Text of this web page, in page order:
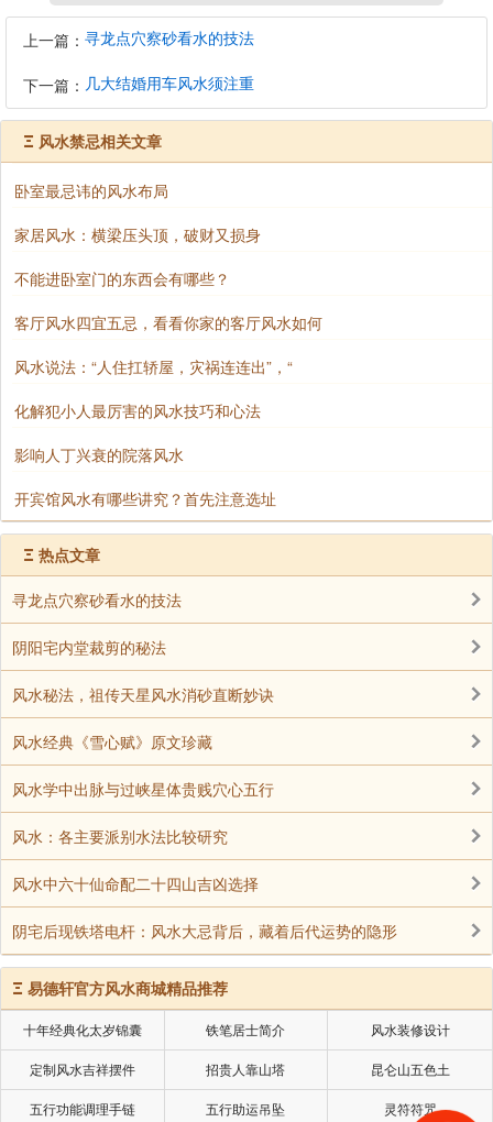
充满活力的色彩，能够瞬间点亮我们的心灵，让我们感
的颜色，仿佛是在向世界宣告，我们渴望美好的爱情，
渴望那份充满激情与活力的情感。
而从更深层次的角度来看，这种颜色的摆件之所
以在摆设風水旺桃花时非常有效，或许还与我们古老的
传统文化和哲学观念有关。在传统的風水学说中，色彩
量。鲜艳的颜色，可能被认为与某些积极的元素相契
合，从而能够调整和改善周围的气场，吸引来美好的缘
仅是一种表面的装饰，而是一种蕴含着深厚文化内涵和
心理暗示的行为。它或许能够在潜移默化中，为我们的
对待这些观念时，既要保持一份敬畏和尊重，也要用理
性和科学的思维去审视和理解。
选择合适的風水摆设方式
在决定摆设方式的过程中，格局问题务必予以充
分的思量。特别是当我们着手选择能够促进桃花运势的
摆设方式时，更应当对自己家居的室内布局进行细致且
周全的考虑。通过精心挑选适宜的位置以及合理的布置
方式，才能够更为有效地为家中引入桃花运势。在这一
环节当中，对于风水格局的深入探究是必不可少的。我
们需要全方位、多角度地去审视风水的格局，唯有如
此，方能切实保障桃花运得以正常且充分地发挥作用，
从而让家中充满温馨浪漫的气息，为个人的情感生活带
来积极的影响和美好的期待。
摆设旺桃花要避免八宅煞
在进行风水布局以催旺桃花运势的时候，务必要
高度警惕八宅煞气所带来的危害。所谓八宅煞，指的是
在家居环境当中，由于各种各样或显著或细微的原因，
从而滋生出的不良能量场。这些不良能量的存在，会对
整体的风水格局产生负面的影响，进而干扰桃花运势的
上一篇： 寻龙点穴察砂看水的技法
下一篇： 几大结婚用车风水须注重
Ξ 风水禁忌相关文章
卧室最忌讳的风水布局
家居风水：横梁压头顶，破财又损身
不能进卧室门的东西会有哪些？
客厅风水四宜五忌，看看你家的客厅风水如何
风水说法：“人住扛轿屋，灾祸连连出”，“
化解犯小人最厉害的风水技巧和心法
影响人丁兴衰的院落风水
开宾馆风水有哪些讲究？首先注意选址
Ξ 热点文章
寻龙点穴察砂看水的技法
阴阳宅内堂裁剪的秘法
风水秘法，祖传天星风水消砂直断妙诀
风水经典《雪心赋》原文珍藏
风水学中出脉与过峡星体贵贱穴心五行
风水：各主要派别水法比较研究
风水中六十仙命配二十四山吉凶选择
阴宅后现铁塔电杆：风水大忌背后，藏着后代运势的隐形
Ξ 易德轩官方风水商城精品推荐
十年经典化太岁锦囊 铁笔居士简介 风水装修设计
定制风水吉祥摆件 招贵人靠山塔 昆仑山五色土
五行功能调理手链 五行助运吊坠 灵符符咒